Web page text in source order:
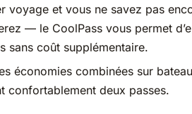
voyage et vous ne savez pas
— le CoolPass vous permet
sans coût supplémentaire.
économies combinées sur
confortablement deux passes.